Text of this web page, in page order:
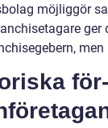
möjliggör